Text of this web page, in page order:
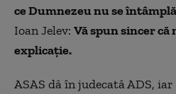
ce Dumnezeu nu se
Ioan Jelev: Vă spun sincer că
explicație.
ASAS dă în judecată ADS,